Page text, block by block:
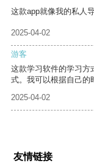
这款app就像我的私人
2025-04-02
游客
这款学习软件的学习方
式。我可以根据自己的
2025-04-02
友情链接